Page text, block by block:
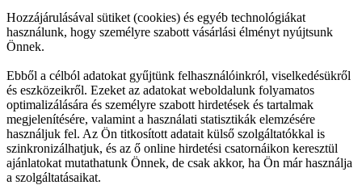
Hozzájárulásával sütiket (cookies) és egyéb technológiákat
használunk, hogy személyre szabott vásárlási élményt nyújtsunk
Önnek.
Ebből a célból adatokat gyűjtünk felhasználóinkról, viselkedésükről
és eszközeikről. Ezeket az adatokat weboldalunk folyamatos
optimalizálására és személyre szabott hirdetések és tartalmak
megjelenítésére, valamint a használati statisztikák elemzésére
használjuk fel. Az Ön titkosított adatait külső szolgáltatókkal is
szinkronizálhatjuk, és az ő online hirdetési csatornáikon keresztül
ajánlatokat mutathatunk Önnek, de csak akkor, ha Ön már használja
a szolgáltatásaikat.